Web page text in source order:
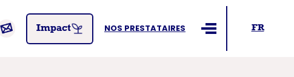
Impact
NOS PRESTATAIRES Ouvrir le menu
FR